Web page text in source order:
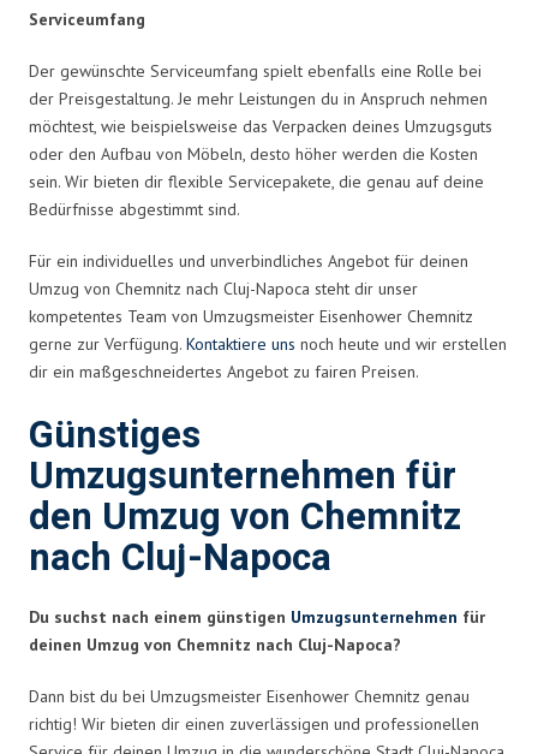
Serviceumfang
Der gewünschte Serviceumfang spielt ebenfalls eine Rolle bei
der Preisgestaltung. Je mehr Leistungen du in Anspruch nehmen
möchtest, wie beispielsweise das Verpacken deines Umzugsguts
oder den Aufbau von Möbeln, desto höher werden die Kosten
sein. Wir bieten dir flexible Servicepakete, die genau auf deine
Bedürfnisse abgestimmt sind.
Für ein individuelles und unverbindliches Angebot für deinen
Umzug von Chemnitz nach Cluj-Napoca steht dir unser
kompetentes Team von Umzugsmeister Eisenhower Chemnitz
gerne zur Verfügung. Kontaktiere uns noch heute und wir erstellen
dir ein maßgeschneidertes Angebot zu fairen Preisen.
Günstiges
Umzugsunternehmen für
den Umzug von Chemnitz
nach Cluj-Napoca
Du suchst nach einem günstigen Umzugsunternehmen für
deinen Umzug von Chemnitz nach Cluj-Napoca?
Dann bist du bei Umzugsmeister Eisenhower Chemnitz genau
richtig! Wir bieten dir einen zuverlässigen und professionellen